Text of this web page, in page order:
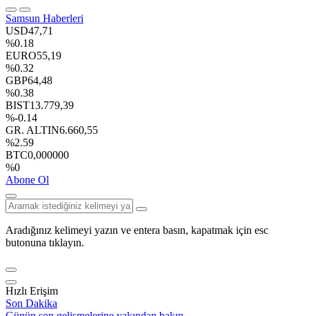
Samsun Haberleri
USD47,71
%0.18
EURO55,19
%0.32
GBP64,48
%0.38
BIST13.779,39
%-0.14
GR. ALTIN6.660,55
%2.59
BTC0,000000
%0
Abone Ol
Aradığınız kelimeyi yazın ve entera basın, kapatmak için esc
butonuna tıklayın.
Hızlı Erişim
Son Dakika